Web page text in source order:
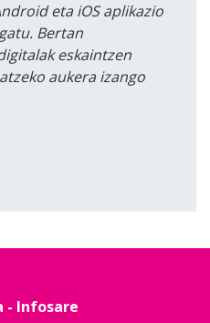
eta iOS aplikazio
Bertan
eskaintzen
aukera izango
- Infosare